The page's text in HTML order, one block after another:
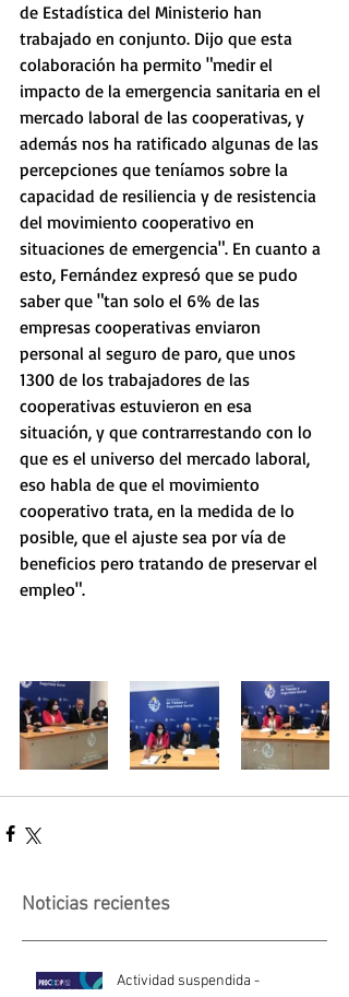
de Estadística del Ministerio han
trabajado en conjunto. Dijo que esta
colaboración ha permito "medir el
impacto de la emergencia sanitaria en el
mercado laboral de las cooperativas, y
además nos ha ratificado algunas de las
percepciones que teníamos sobre la
capacidad de resiliencia y de resistencia
del movimiento cooperativo en
situaciones de emergencia". En cuanto a
esto, Fernández expresó que se pudo
saber que "tan solo el 6% de las
empresas cooperativas enviaron
personal al seguro de paro, que unos
1300 de los trabajadores de las
cooperativas estuvieron en esa
situación, y que contrarrestando con lo
que es el universo del mercado laboral,
eso habla de que el movimiento
cooperativo trata, en la medida de lo
posible, que el ajuste sea por vía de
beneficios pero tratando de preservar el
empleo".
Noticias recientes
Actividad suspendida -